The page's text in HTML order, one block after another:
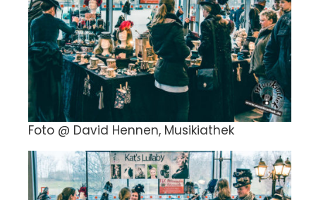
Foto @ David Hennen, Musikiathek